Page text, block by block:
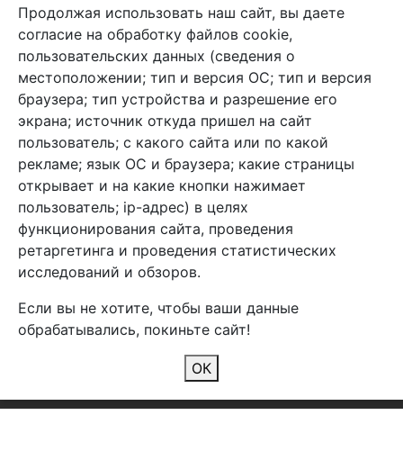
+7 (495) 933-38-08
info@arben-textile.ru- оптовые продажи
Арбен текстиль г. Щелково, пер.
1-й Советский д.25, владение 2.
Мы в соц. сетях
Продолжая использовать наш сайт, вы даете
согласие на обработку файлов cookie,
пользовательских данных (сведения о
местоположении; тип и версия ОС; тип и версия
браузера; тип устройства и разрешение его
экрана; источник откуда пришел на сайт
пользователь; с какого сайта или по какой
рекламе; язык ОС и браузера; какие страницы
открывает и на какие кнопки нажимает
пользователь; ip-адрес) в целях
функционирования сайта, проведения
ретаргетинга и проведения статистических
исследований и обзоров.
Если вы не хотите, чтобы ваши данные
обрабатывались, покиньте сайт!
ОК